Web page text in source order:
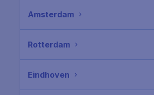
Amsterdam
Rotterdam
Eindhoven